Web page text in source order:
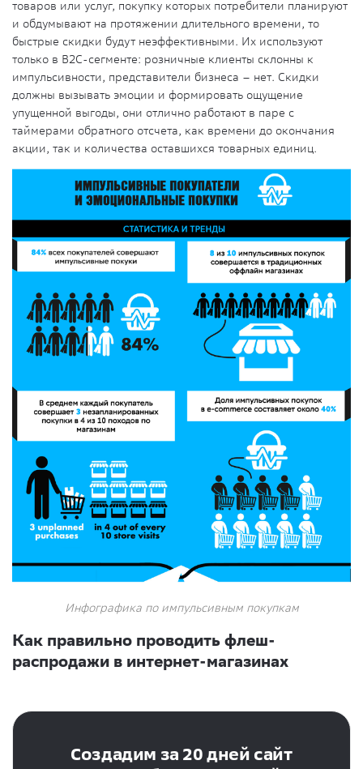
товаров или услуг, покупку которых потребители планируют
и обдумывают на протяжении длительного времени, то
быстрые скидки будут неэффективными. Их используют
только в В2С-сегменте: розничные клиенты склонны к
импульсивности, представители бизнеса – нет. Скидки
должны вызывать эмоции и формировать ощущение
упущенной выгоды, они отлично работают в паре с
таймерами обратного отсчета, как времени до окончания
акции, так и количества оставшихся товарных единиц.
Инфографика по импульсивным покупкам
Как правильно проводить флеш-
распродажи в интернет-магазинах
Создадим за 20 дней сайт